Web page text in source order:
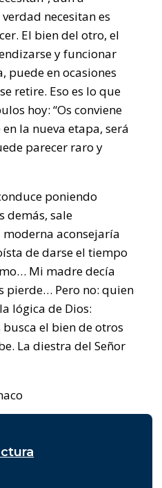
necesitan es
El bien del otro, el
y funcionar
puede en ocasiones
retire. Eso es lo que
hoy: “Os conviene
la nueva etapa, será
parecer raro y
poniendo
demás, sale
aconsejaría
de darse el tiempo
Mi madre decía
pierde… Pero no: quien
lógica de Dios:
el bien de otros
La diestra del Señor